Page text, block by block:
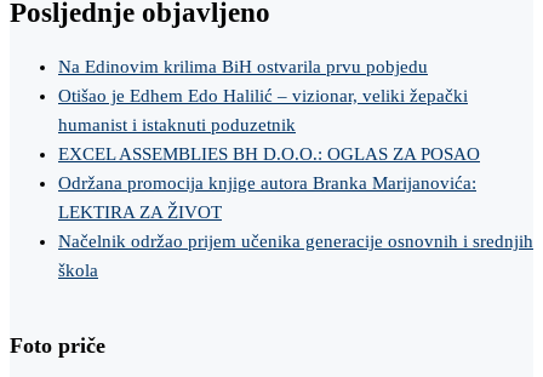
Posljednje objavljeno
Na Edinovim krilima BiH ostvarila prvu pobjedu
Otišao je Edhem Edo Halilić – vizionar, veliki žepački
humanist i istaknuti poduzetnik
EXCEL ASSEMBLIES BH D.O.O.: OGLAS ZA POSAO
Održana promocija knjige autora Branka Marijanovića:
LEKTIRA ZA ŽIVOT
Načelnik održao prijem učenika generacije osnovnih i srednjih
škola
Foto priče